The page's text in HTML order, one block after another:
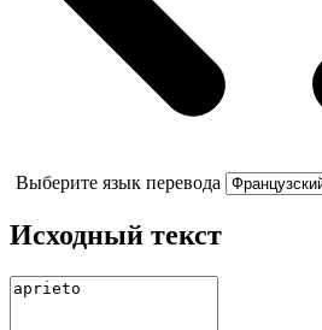
Выберите язык перевода
Исходный текст